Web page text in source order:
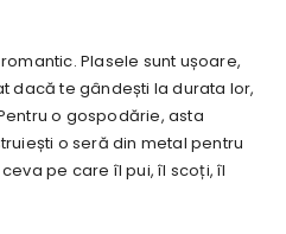
Plasele sunt ușoare,
dacă te gândești la durata lor,
o gospodărie, asta
o seră din metal pentru
pe care îl pui, îl scoți, îl